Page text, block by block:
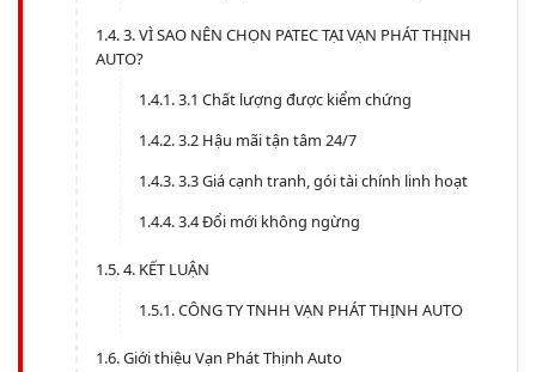
3. VÌ SAO NÊN CHỌN PATEC TẠI VẠN PHÁT THỊNH
AUTO?
3.1 Chất lượng được kiểm chứng
3.2 Hậu mãi tận tâm 24/7
3.3 Giá cạnh tranh, gói tài chính linh hoạt
3.4 Đổi mới không ngừng
4. KẾT LUẬN
CÔNG TY TNHH VẠN PHÁT THỊNH AUTO
Giới thiệu Vạn Phát Thịnh Auto